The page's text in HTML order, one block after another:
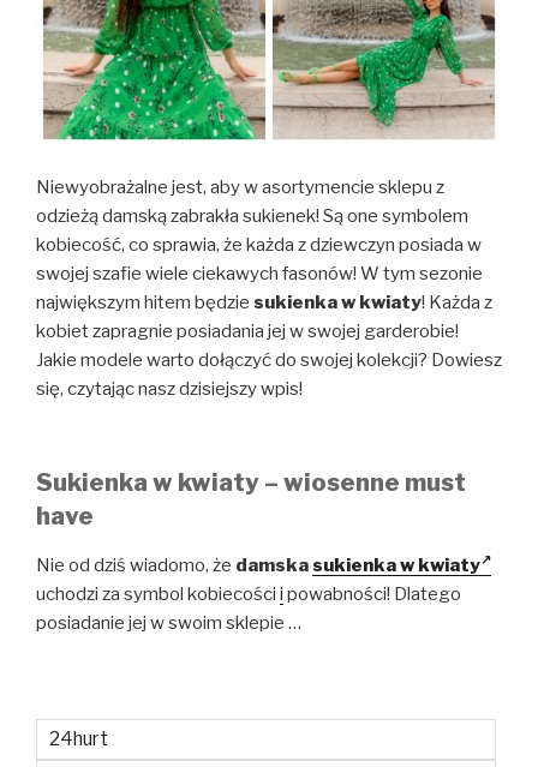
Niewyobrażalne jest, aby w asortymencie sklepu z
odzieżą damską zabrakła sukienek! Są one symbolem
kobiecość, co sprawia, że każda z dziewczyn posiada w
swojej szafie wiele ciekawych fasonów! W tym sezonie
największym hitem będzie sukienka w kwiaty! Każda z
kobiet zapragnie posiadania jej w swojej garderobie!
Jakie modele warto dołączyć do swojej kolekcji? Dowiesz
się, czytając nasz dzisiejszy wpis!
Sukienka w kwiaty – wiosenne must
have
Nie od dziś wiadomo, że damskasukienka w kwiaty
uchodzi za symbol kobiecości i powabności! Dlatego
posiadanie jej w swoim sklepie …
24hurt